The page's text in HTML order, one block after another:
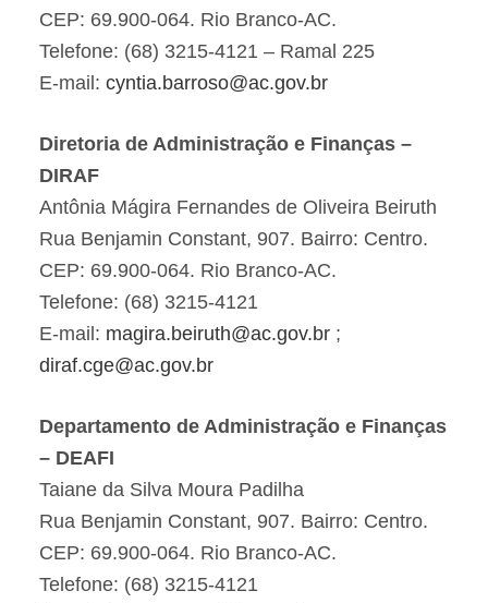
CEP: 69.900-064. Rio Branco-AC.
Telefone: (68) 3215-4121 – Ramal 225
E-mail: cyntia.barroso@ac.gov.br
Diretoria de Administração e Finanças –
DIRAF
Antônia Mágira Fernandes de Oliveira Beiruth
Rua Benjamin Constant, 907. Bairro: Centro.
CEP: 69.900-064. Rio Branco-AC.
Telefone: (68) 3215-4121
E-mail: magira.beiruth@ac.gov.br ;
diraf.cge@ac.gov.br
Departamento de Administração e Finanças
– DEAFI
Taiane da Silva Moura Padilha
Rua Benjamin Constant, 907. Bairro: Centro.
CEP: 69.900-064. Rio Branco-AC.
Telefone: (68) 3215-4121